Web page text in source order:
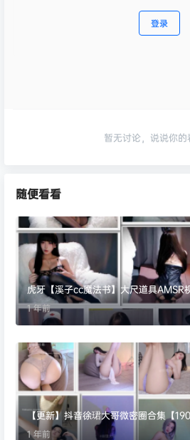
登录
暂无讨论，说说你的
随便看看
虎牙【溪子cc魔法书】大尺道具AMSR
1 年前
【更新】抖音徐珺大哥微密圈合集【
1 年前